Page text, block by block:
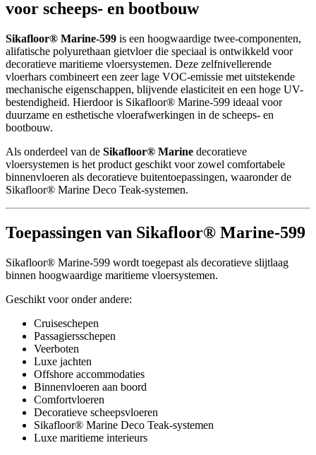
voor scheeps- en bootbouw
Sikafloor® Marine-599 is een hoogwaardige twee-componenten,
alifatische polyurethaan gietvloer die speciaal is ontwikkeld voor
decoratieve maritieme vloersystemen. Deze zelfnivellerende
vloerhars combineert een zeer lage VOC-emissie met uitstekende
mechanische eigenschappen, blijvende elasticiteit en een hoge UV-
bestendigheid. Hierdoor is Sikafloor® Marine-599 ideaal voor
duurzame en esthetische vloerafwerkingen in de scheeps- en
bootbouw.
Als onderdeel van de Sikafloor® Marine decoratieve
vloersystemen is het product geschikt voor zowel comfortabele
binnenvloeren als decoratieve buitentoepassingen, waaronder de
Sikafloor® Marine Deco Teak-systemen.
Toepassingen van Sikafloor® Marine-599
Sikafloor® Marine-599 wordt toegepast als decoratieve slijtlaag
binnen hoogwaardige maritieme vloersystemen.
Geschikt voor onder andere:
Cruiseschepen
Passagiersschepen
Veerboten
Luxe jachten
Offshore accommodaties
Binnenvloeren aan boord
Comfortvloeren
Decoratieve scheepsvloeren
Sikafloor® Marine Deco Teak-systemen
Luxe maritieme interieurs